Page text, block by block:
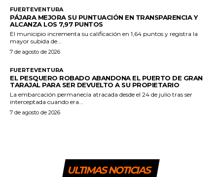
FUERTEVENTURA
PÁJARA MEJORA SU PUNTUACIÓN EN TRANSPARENCIA Y
ALCANZA LOS 7,97 PUNTOS
El municipio incrementa su calificación en 1,64 puntos y registra la
mayor subida de...
7 de agosto de 2026
FUERTEVENTURA
EL PESQUERO ROBADO ABANDONA EL PUERTO DE GRAN
TARAJAL PARA SER DEVUELTO A SU PROPIETARIO
La embarcación permanecía atracada desde el 24 de julio tras ser
interceptada cuando era...
7 de agosto de 2026
ULTIMAS NOTICIAS